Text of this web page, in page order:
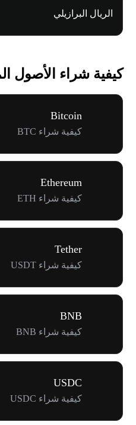
الريال البرازيلي
كيفية شراء الأصول
Bitcoin
كيفية شراء BTC
Ethereum
كيفية شراء ETH
Tether
كيفية شراء USDT
BNB
كيفية شراء BNB
USDC
كيفية شراء USDC